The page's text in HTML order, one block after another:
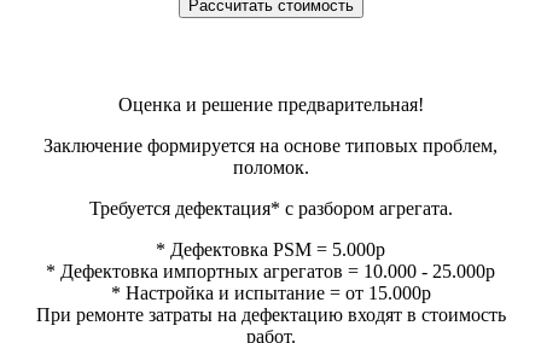
Оценка и решение предварительная!
Заключение формируется на основе типовых проблем,
поломок.
Требуется дефектация* с разбором агрегата.
* Дефектовка PSM = 5.000р
* Дефектовка импортных агрегатов = 10.000 - 25.000р
* Настройка и испытание = от 15.000р
При ремонте затраты на дефектацию входят в стоимость
работ.